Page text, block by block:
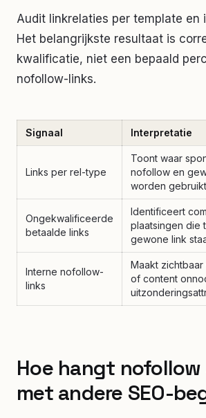
Audit linkrelaties per template en
Het belangrijkste resultaat is
kwalificatie, niet een bepaald
nofollow-links.
Signaal Interpretatie
Links per rel-type
Toont waar
nofollow en
worden
Ongekwalificeerde
betaalde links
Identificeert
plaatsingen die
gewone link
Interne nofollow-
links
Maakt
of content
Hoe hangt nofollow
met andere SEO-